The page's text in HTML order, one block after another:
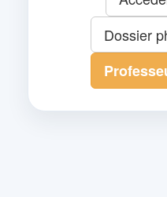
Dossier